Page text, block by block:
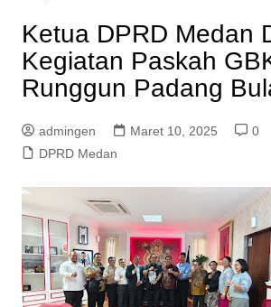
Ketua DPRD Medan
Kegiatan Paskah
Runggun Padang
admingen Maret 10, 2025
0
DPRD Medan